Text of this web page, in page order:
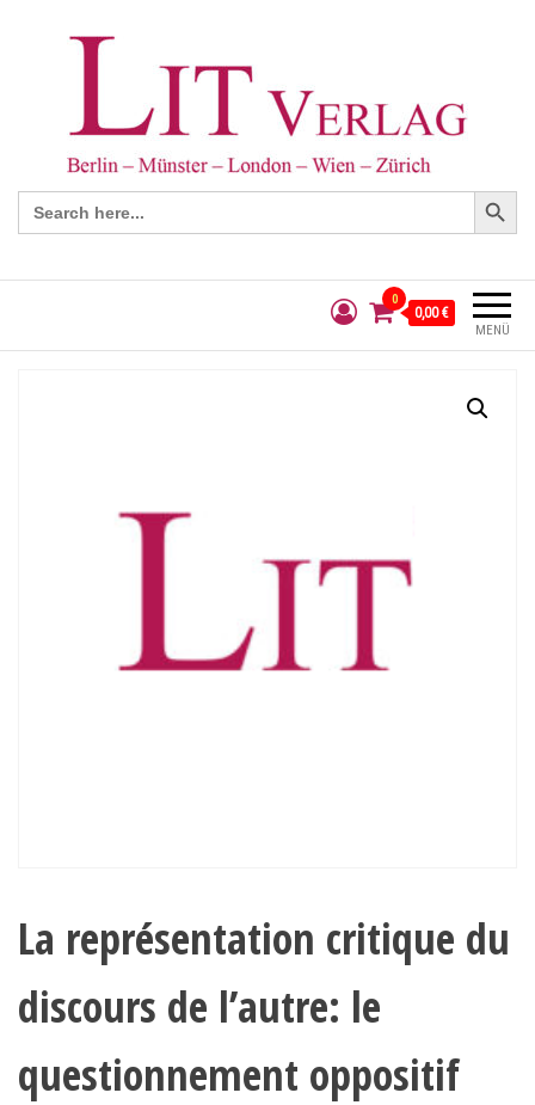
Search
for:
Search Button
MENÜ
0
0,00 €
La représentation critique du
discours de l’autre: le
questionnement oppositif